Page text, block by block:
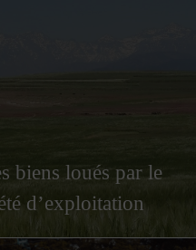
biens loués par le
d’exploitation